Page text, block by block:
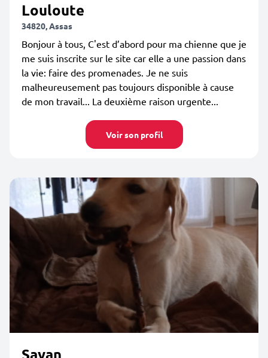
Louloute
34820, Assas
Bonjour à tous, C'est d’abord pour ma chienne que je
me suis inscrite sur le site car elle a une passion dans
la vie: faire des promenades. Je ne suis
malheureusement pas toujours disponible à cause
de mon travail... La deuxième raison urgente...
Voir son profil
Sayan